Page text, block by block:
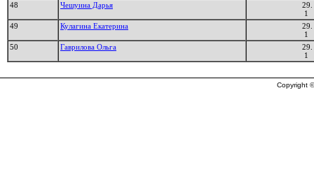
48
Чешуина Дарья
29.
1
49
Кулагина Екатерина
29.
1
50
Гаврилова Ольга
29.
1
Copyright